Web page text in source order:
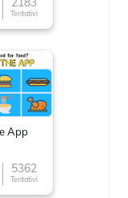
Tentativi
App
5362
Tentativi